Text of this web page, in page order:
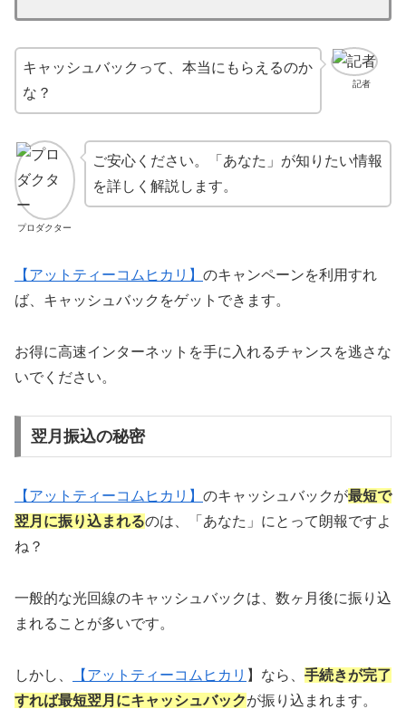
記者
キャッシュバックって、本当にもらえるのか
な？
プロダクター
ご安心ください。「あなた」が知りたい情報
を詳しく解説します。
【アットティーコムヒカリ】 のキャンペーンを利用すれ
ば、キャッシュバックをゲットできます。
お得に高速インターネットを手に入れるチャンスを逃さな
いでください。
翌月振込の秘密
【アットティーコムヒカリ】 のキャッシュバックが最短で
翌月に振り込まれるのは、「あなた」にとって朗報ですよ
ね？
一般的な光回線のキャッシュバックは、数ヶ月後に振り込
まれることが多いです。
しかし、 【 アットティーコムヒカリ 】なら、 手続きが完了
すれば最短翌月にキャッシュバックが振り込まれます。